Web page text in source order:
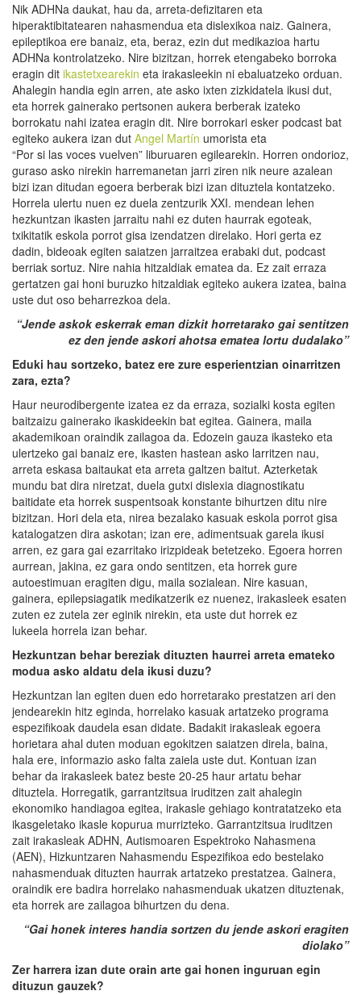
Nik ADHNa daukat, hau da, arreta-defizitaren eta
hiperaktibitatearen nahasmendua eta dislexikoa naiz. Gainera,
epileptikoa ere banaiz, eta, beraz, ezin dut medikazioa hartu
ADHNa kontrolatzeko. Nire bizitzan, horrek etengabeko borroka
eragin dit ikastetxearekin eta irakasleekin ni ebaluatzeko orduan.
Ahalegin handia egin arren, ate asko ixten zizkidatela ikusi dut,
eta horrek gainerako pertsonen aukera berberak izateko
borrokatu nahi izatea eragin dit. Nire borrokari esker podcast bat
egiteko aukera izan dut Angel Martín umorista eta
“Por si las voces vuelven” liburuaren egilearekin. Horren ondorioz,
guraso asko nirekin harremanetan jarri ziren nik neure azalean
bizi izan ditudan egoera berberak bizi izan dituztela kontatzeko.
Horrela ulertu nuen ez duela zentzurik XXI. mendean lehen
hezkuntzan ikasten jarraitu nahi ez duten haurrak egoteak,
txikitatik eskola porrot gisa izendatzen direlako. Hori gerta ez
dadin, bideoak egiten saiatzen jarraitzea erabaki dut, podcast
berriak sortuz. Nire nahia hitzaldiak ematea da. Ez zait erraza
gertatzen gai honi buruzko hitzaldiak egiteko aukera izatea, baina
uste dut oso beharrezkoa dela.
“Jende askok eskerrak eman dizkit horretarako gai sentitzen
ez den jende askori ahotsa ematea lortu dudalako”
Eduki hau sortzeko, batez ere zure esperientzian oinarritzen
zara, ezta?
Haur neurodibergente izatea ez da erraza, sozialki kosta egiten
baitzaizu gainerako ikaskideekin bat egitea. Gainera, maila
akademikoan oraindik zailagoa da. Edozein gauza ikasteko eta
ulertzeko gai banaiz ere, ikasten hastean asko larritzen nau,
arreta eskasa baitaukat eta arreta galtzen baitut. Azterketak
mundu bat dira niretzat, duela gutxi dislexia diagnostikatu
baitidate eta horrek suspentsoak konstante bihurtzen ditu nire
bizitzan. Hori dela eta, nirea bezalako kasuak eskola porrot gisa
katalogatzen dira askotan; izan ere, adimentsuak garela ikusi
arren, ez gara gai ezarritako irizpideak betetzeko. Egoera horren
aurrean, jakina, ez gara ondo sentitzen, eta horrek gure
autoestimuan eragiten digu, maila sozialean. Nire kasuan,
gainera, epilepsiagatik medikatzerik ez nuenez, irakasleek esaten
zuten ez zutela zer eginik nirekin, eta uste dut horrek ez
lukeela horrela izan behar.
Hezkuntzan behar bereziak dituzten haurrei arreta emateko
modua asko aldatu dela ikusi duzu?
Hezkuntzan lan egiten duen edo horretarako prestatzen ari den
jendearekin hitz eginda, horrelako kasuak artatzeko programa
espezifikoak daudela esan didate. Badakit irakasleak egoera
horietara ahal duten moduan egokitzen saiatzen direla, baina,
hala ere, informazio asko falta zaiela uste dut. Kontuan izan
behar da irakasleek batez beste 20-25 haur artatu behar
dituztela. Horregatik, garrantzitsua iruditzen zait ahalegin
ekonomiko handiagoa egitea, irakasle gehiago kontratatzeko eta
ikasgeletako ikasle kopurua murrizteko. Garrantzitsua iruditzen
zait irakasleak ADHN, Autismoaren Espektroko Nahasmena
(AEN), Hizkuntzaren Nahasmendu Espezifikoa edo bestelako
nahasmenduak dituzten haurrak artatzeko prestatzea. Gainera,
oraindik ere badira horrelako nahasmenduak ukatzen dituztenak,
eta horrek are zailagoa bihurtzen du dena.
“Gai honek interes handia sortzen du jende askori eragiten
diolako”
Zer harrera izan dute orain arte gai honen inguruan egin
dituzun gauzek?